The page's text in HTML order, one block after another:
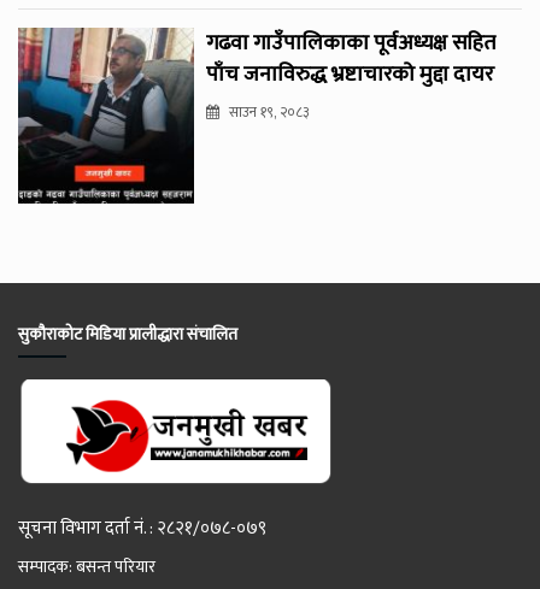
गढवा गाउँपालिकाका पूर्वअध्यक्ष सहित
पाँच जनाविरुद्ध भ्रष्टाचारको मुद्दा दायर
साउन १९, २०८३
सुकौराकोट मिडिया प्रालीद्धारा संचालित
सूचना विभाग दर्ता नं. : २८२१/०७८-०७९
सम्पादक: बसन्त परियार